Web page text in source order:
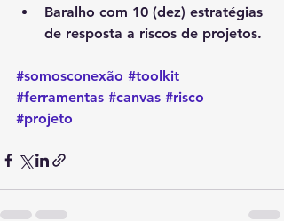
Baralho com 10 (dez) estratégias
de resposta a riscos de projetos.
#somosconexão #toolkit
#ferramentas #canvas #risco
#projeto